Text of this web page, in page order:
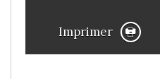
Imprimer